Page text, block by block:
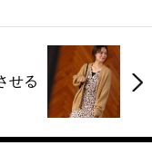
せる